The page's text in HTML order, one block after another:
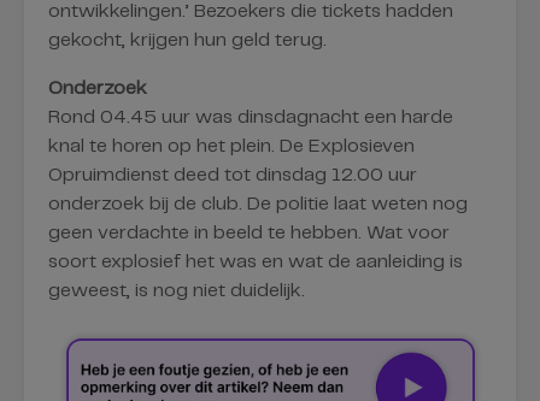
ontwikkelingen.’ Bezoekers die tickets hadden
gekocht, krijgen hun geld terug.
Onderzoek
Rond 04.45 uur was dinsdagnacht een harde
knal te horen op het plein. De Explosieven
Opruimdienst deed tot dinsdag 12.00 uur
onderzoek bij de club. De politie laat weten nog
geen verdachte in beeld te hebben. Wat voor
soort explosief het was en wat de aanleiding is
geweest, is nog niet duidelijk.